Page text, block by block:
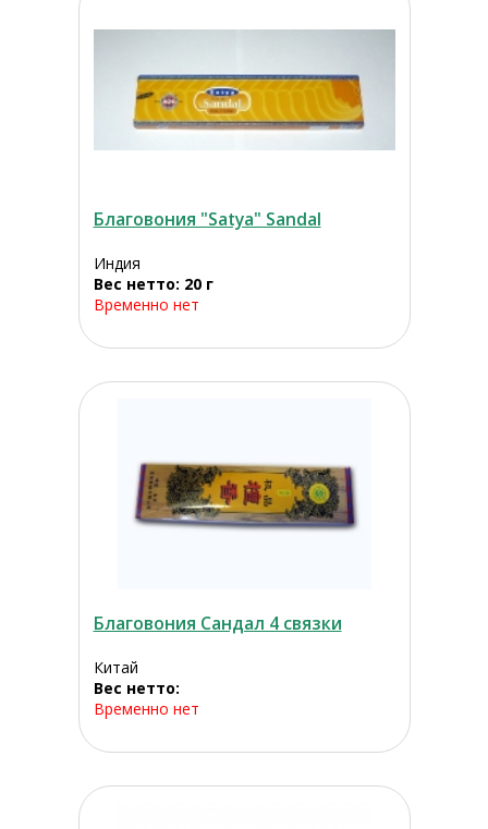
Благовония "Satya" Sandal
Индия
Вес нетто: 20 г
Временно нет
Благовония Сандал 4 связки
Китай
Вес нетто:
Временно нет